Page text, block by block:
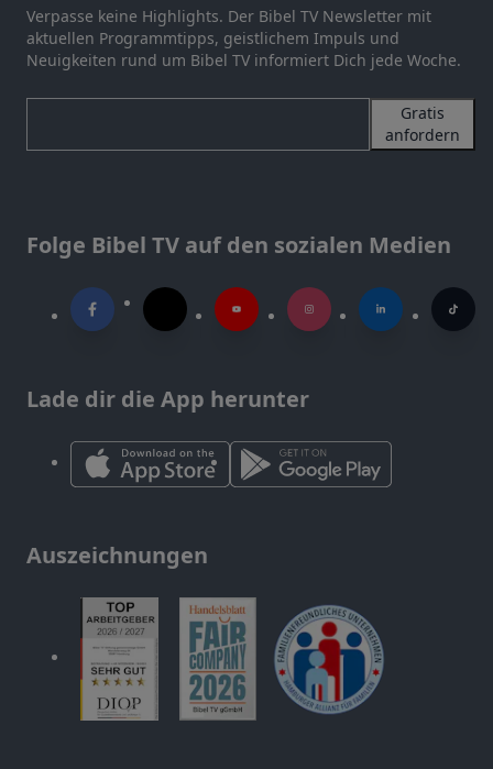
Verpasse keine Highlights. Der Bibel TV Newsletter mit
aktuellen Programmtipps, geistlichem Impuls und
Neuigkeiten rund um Bibel TV informiert Dich jede Woche.
Gratis
anfordern
Folge Bibel TV auf den sozialen Medien
Lade dir die App herunter
Auszeichnungen